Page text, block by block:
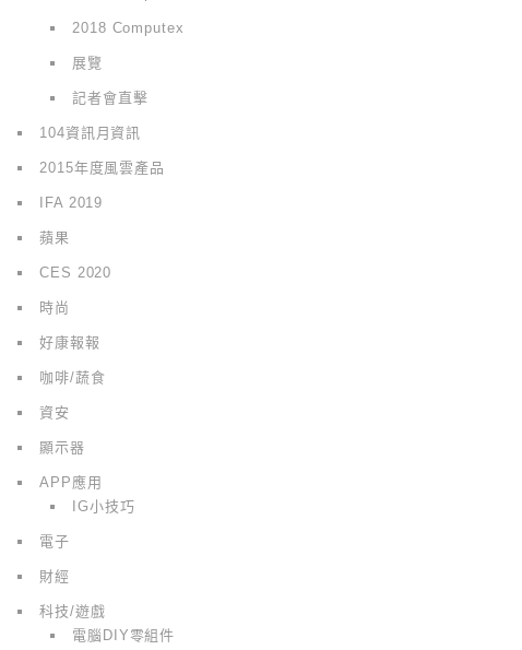
2018 Computex
展覽
記者會直擊
104資訊月資訊
2015年度風雲產品
IFA 2019
蘋果
CES 2020
時尚
好康報報
咖啡/蔬食
資安
顯示器
APP應用
IG小技巧
電子
財經
科技/遊戲
電腦DIY零組件